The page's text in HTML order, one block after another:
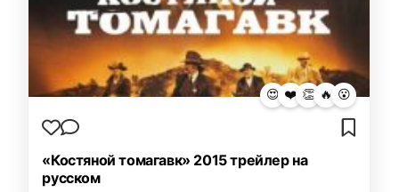
😍 ❤️ 👏 🔥 😮
«Костяной томагавк» 2015 трейлер на
русском